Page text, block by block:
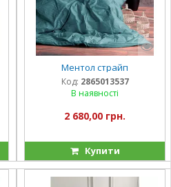
Ментол страйп
Код: 2865013537
В наявності
2 680,00 грн.
Купити